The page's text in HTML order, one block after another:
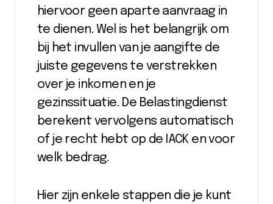
hiervoor geen aparte aanvraag in
te dienen. Wel is het belangrijk om
bij het invullen van je aangifte de
juiste gegevens te verstrekken
over je inkomen en je
gezinssituatie. De Belastingdienst
berekent vervolgens automatisch
of je recht hebt op de IACK en voor
welk bedrag.
Hier zijn enkele stappen die je kunt